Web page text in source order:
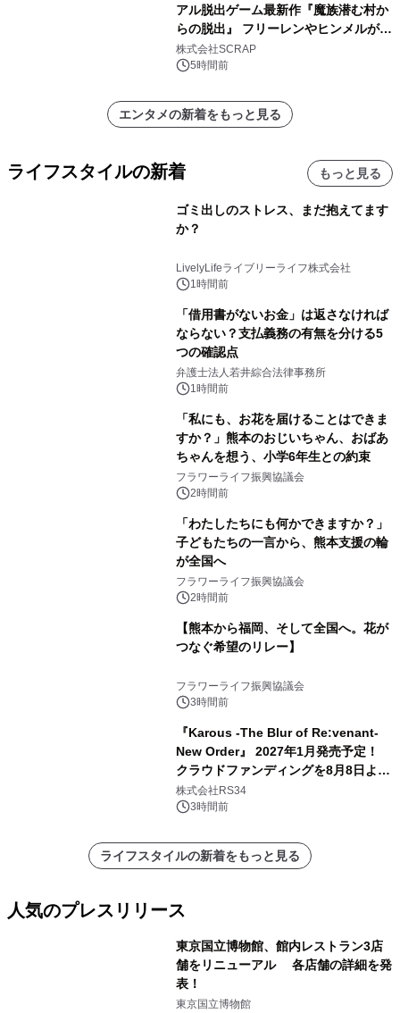
アル脱出ゲーム最新作『魔族潜む村か
らの脱出』 フリーレンやヒンメルが武
器を手に魔族を見据える描き下ろしメ
インビジュアル公開
株式会社SCRAP
5時間前
エンタメの新着をもっと見る
ライフスタイルの新着 もっと見る
ゴミ出しのストレス、まだ抱えてます
か？
LivelyLifeライブリーライフ株式会社
1時間前
「借用書がないお金」は返さなければ
ならない？支払義務の有無を分ける5
つの確認点
弁護士法人若井綜合法律事務所
1時間前
「私にも、お花を届けることはできま
すか？」熊本のおじいちゃん、おばあ
ちゃんを想う、小学6年生との約束
フラワーライフ振興協議会
2時間前
「わたしたちにも何かできますか？」
子どもたちの一言から、熊本支援の輪
が全国へ
フラワーライフ振興協議会
2時間前
【熊本から福岡、そして全国へ。花が
つなぐ希望のリレー】
フラワーライフ振興協議会
3時間前
『Karous -The Blur of Re:venant-
New Order』 2027年1月発売予定！
クラウドファンディングを8月8日より
開始
株式会社RS34
3時間前
ライフスタイルの新着をもっと見る
人気のプレスリリース
東京国立博物館、館内レストラン3店
舗をリニューアル 各店舗の詳細を発
表！
東京国立博物館